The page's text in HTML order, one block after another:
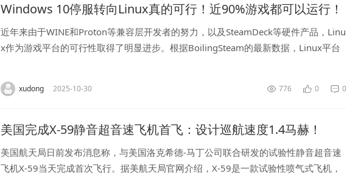
Windows 10停服转向Linux真的可行！近90%游戏都可以运行！
近年来由于WINE和Proton等兼容层开发者的努力，以及SteamDeck等硬件产品，Linu
x作为游戏平台的可行性取得了明显进步。根据BoilingSteam的最新数据，Linux平台
xudong 2025-10-30 776 0 0
美国完成X-59静音超音速飞机首飞：设计巡航速度1.4马赫！
美国航天局日前发布消息称，与美国洛克希德-马丁公司联合研发的试验性静音超音速
飞机X-59当天完成首次飞行。据美航天局官网介绍，X-59是一款试验性喷气式飞机，